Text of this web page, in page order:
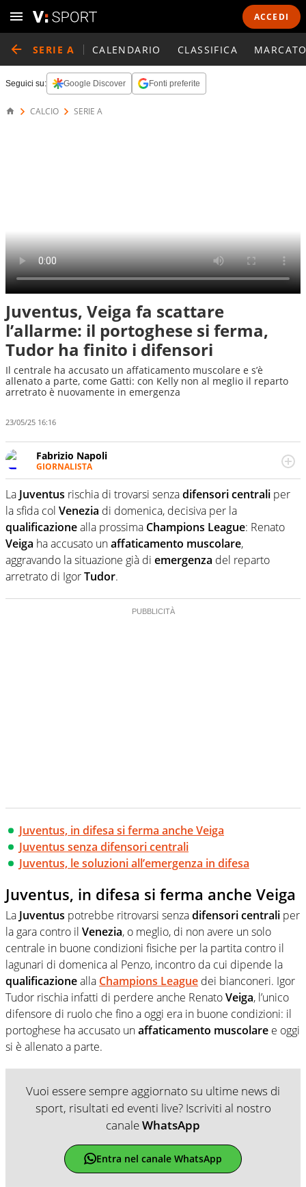
ACCEDI
SERIE A CALENDARIO CLASSIFICA
Seguici su: Google Discover Fonti preferite
CALCIO SERIE A
Juventus, Veiga fa scattare
l’allarme: il portoghese si ferma,
Tudor ha finito i difensori
Il centrale ha accusato un affaticamento muscolare e s’è
allenato a parte, come Gatti: con Kelly non al meglio il reparto
arretrato è nuovamente in emergenza
23/05/25 16:16
Fabrizio Napoli
GIORNALISTA
Giornalista professionista, per Virgilio Sport segue anche
il calcio ma è con la pallanuoto che esalta competenze e
passioni. Cura la comunicazione di HaBaWaBa, il più
grande festival di waterpolo per bambini al mondo
La Juventus rischia di trovarsi senzadifensoricentrali per
la sfida col Venezia di domenica, decisiva per la
qualificazionealla prossima Champions League: Renato
Veiga ha accusato unaffaticamento muscolare,
aggravando la situazione già di emergenza del reparto
arretrato di IgorTudor.
Juventus, in difesa si ferma anche Veiga
Juventus senza difensori centrali
Juventus, le soluzioni all’emergenza in difesa
Juventus, in difesa si ferma anche Veiga
La Juventus potrebbe ritrovarsi senzadifensoricentrali per
la gara contro il Venezia, o meglio, di non avere un solo
centrale in buone condizioni fisiche per la partita contro il
lagunari di domenica al Penzo, incontro da cui dipende la
qualificazionealla Champions League dei bianconeri. Igor
Tudor rischia infatti di perdere anche RenatoVeiga, l’unico
difensore di ruolo che fino a oggi era in buone condizioni: il
portoghese ha accusato unaffaticamento muscolare e oggi
si è allenato a parte.
Vuoi essere sempre aggiornato su ultime news di
sport, risultati ed eventi live? Iscriviti al nostro
canaleWhatsApp
Entra nel canale WhatsApp